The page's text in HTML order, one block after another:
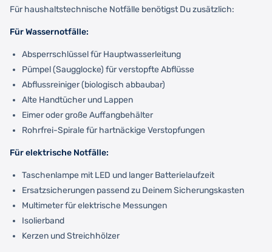
Für haushaltstechnische Notfälle benötigst Du zusätzlich:
Für Wassernotfälle:
Absperrschlüssel für Hauptwasserleitung
Pümpel (Saugglocke) für verstopfte Abflüsse
Abflussreiniger (biologisch abbaubar)
Alte Handtücher und Lappen
Eimer oder große Auffangbehälter
Rohrfrei-Spirale für hartnäckige Verstopfungen
Für elektrische Notfälle:
Taschenlampe mit LED und langer Batterielaufzeit
Ersatzsicherungen passend zu Deinem Sicherungskasten
Multimeter für elektrische Messungen
Isolierband
Kerzen und Streichhölzer